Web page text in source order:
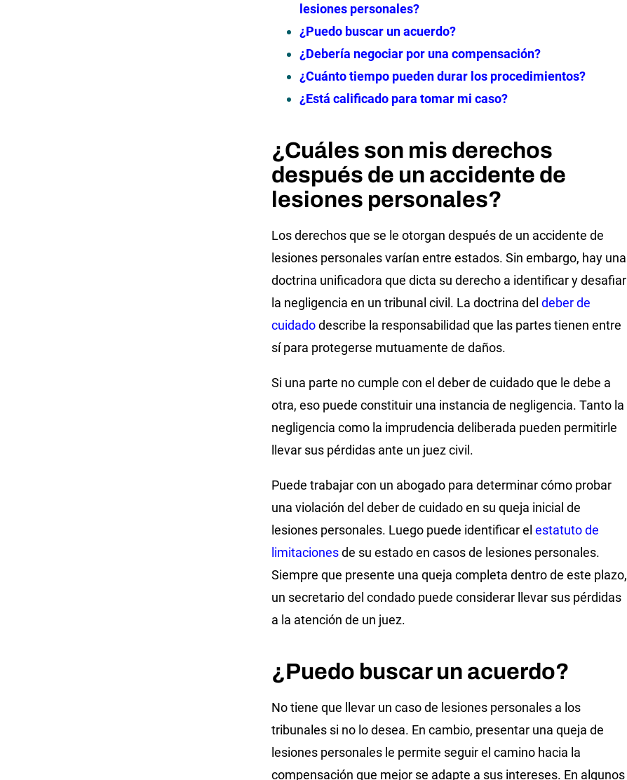
lesiones personales?
¿Puedo buscar un acuerdo?
¿Debería negociar por una compensación?
¿Cuánto tiempo pueden durar los procedimientos?
¿Está calificado para tomar mi caso?
¿Cuáles son mis derechos
después de un accidente de
lesiones personales?
Los derechos que se le otorgan después de un accidente de
lesiones personales varían entre estados. Sin embargo, hay una
doctrina unificadora que dicta su derecho a identificar y desafiar
la negligencia en un tribunal civil. La doctrina del deber de
cuidadodescribe la responsabilidad que las partes tienen entre
sí para protegerse mutuamente de daños.
Si una parte no cumple con el deber de cuidado que le debe a
otra, eso puede constituir una instancia de negligencia. Tanto la
negligencia como la imprudencia deliberada pueden permitirle
llevar sus pérdidas ante un juez civil.
Puede trabajar con un abogado para determinar cómo probar
una violación del deber de cuidado en su queja inicial de
lesiones personales. Luego puede identificar el estatuto de
limitacionesde su estado en casos de lesiones personales.
Siempre que presente una queja completa dentro de este plazo,
un secretario del condado puede considerar llevar sus pérdidas
a la atención de un juez.
¿Puedo buscar un acuerdo?
No tiene que llevar un caso de lesiones personales a los
tribunales si no lo desea. En cambio, presentar una queja de
lesiones personales le permite seguir el camino hacia la
compensación que mejor se adapte a sus intereses. En algunos